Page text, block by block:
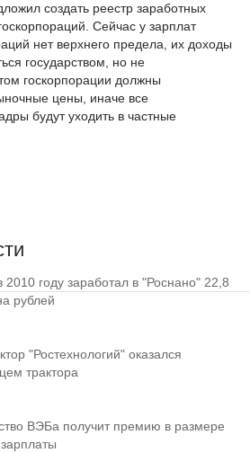
создать реестр заработных
Сейчас у зарплат
нет верхнего предела, их доходы
государством, но не
госкорпорации должны
цены, иначе все
будут уходить в частные
2010 году заработал в "Роснано" 22,8
рублей
"Ростехнологий" оказался
трактора
ВЭБа получит премию в размере